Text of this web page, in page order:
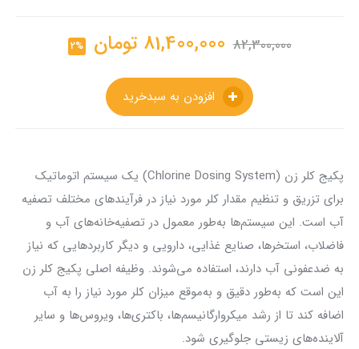
82,300,000
81,400,000 تومان 2%
پکیج کلر زن (Chlorine Dosing System) یک سیستم اتوماتیک
برای تزریق و تنظیم مقدار کلر مورد نیاز در فرآیندهای مختلف تصفیه
آب است. این سیستم‌ها به‌طور معمول در تصفیه‌خانه‌های آب و
فاضلاب، استخرها، صنایع غذایی، دارویی و دیگر کاربردهایی که نیاز
به ضدعفونی آب دارند، استفاده می‌شوند. وظیفه اصلی پکیج کلر زن
این است که به‌طور دقیق و به‌موقع میزان کلر مورد نیاز را به آب
اضافه کند تا از رشد میکروارگانیسم‌ها، باکتری‌ها، ویروس‌ها و سایر
آلاینده‌های زیستی جلوگیری شود.